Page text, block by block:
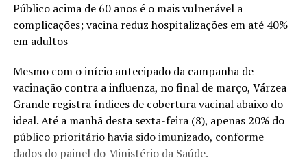
Público acima de 60 anos é o mais vulnerável a
complicações; vacina reduz hospitalizações em até 40%
em adultos
Mesmo com o início antecipado da campanha de
vacinação contra a influenza, no final de março, Várzea
Grande registra índices de cobertura vacinal abaixo do
ideal. Até a manhã desta sexta-feira (8), apenas 20% do
público prioritário havia sido imunizado, conforme
dados do painel do Ministério da Saúde.